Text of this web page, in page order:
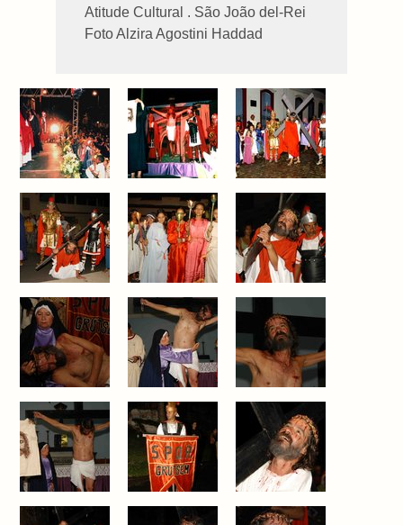
Atitude Cultural . São João del-Rei
Foto Alzira Agostini Haddad